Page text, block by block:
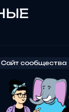
Сайт сообщества